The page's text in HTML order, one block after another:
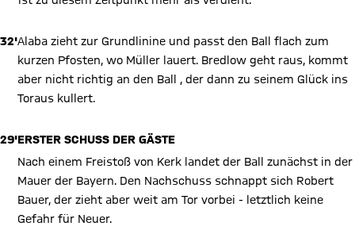
32'Alaba zieht zur Grundlinine und passt den Ball flach zum
kurzen Pfosten, wo Müller lauert. Bredlow geht raus, kommt
aber nicht richtig an den Ball , der dann zu seinem Glück ins
Toraus kullert.
29'ERSTER SCHUSS DER GÄSTE
Nach einem Freistoß von Kerk landet der Ball zunächst in der
Mauer der Bayern. Den Nachschuss schnappt sich Robert
Bauer, der zieht aber weit am Tor vorbei - letztlich keine
Gefahr für Neuer.